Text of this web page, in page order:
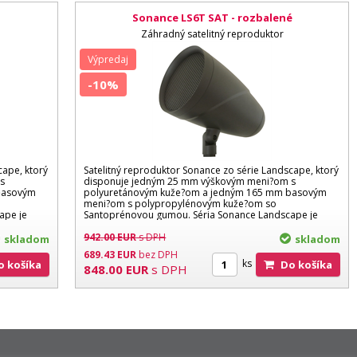
ktorý
je
skladom
košíka
Sonance LS6T SAT - rozbalené
Záhradný satelitný reproduktor
Satelitný reproduktor Sonance zo série Landscape, ktorý
disponuje jedným 25 mm výškovým meni?om s
polyuretánovým kuže?om a jedným 165 mm basovým
meni?om s polypropylénovým kuže?om so
Santoprénovou gumou. Séria Sonance Landscape je
942.00EURs DPH
689.43 EURbez DPH
848.00 EUR s DPH
Výpredaj
-10%
skladom
ks Do košíka